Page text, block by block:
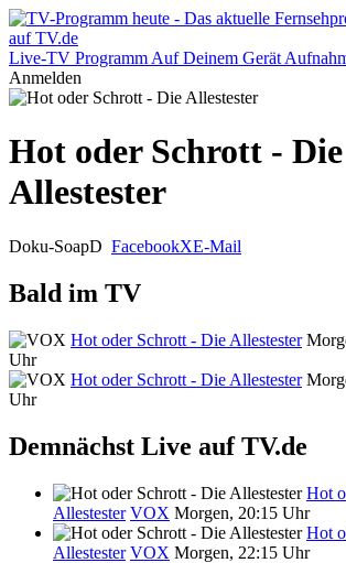
Live-TV Programm Auf Deinem Gerät
Anmelden
Hot oder Schrott - Die
Allestester
Doku-SoapD FacebookXE-Mail
Bald im TV
Hot oder Schrott - Die Allestester
Uhr
Hot oder Schrott - Die Allestester
Uhr
Demnächst Live auf TV.de
Hot
Allestester VOX Morgen, 20:15 Uhr
Hot
Allestester VOX Morgen, 22:15 Uhr